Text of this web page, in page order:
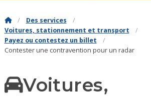
Des services
Voitures, stationnement et transport
Payez ou contestez un billet
Contester une contravention pour un radar
Voitures,